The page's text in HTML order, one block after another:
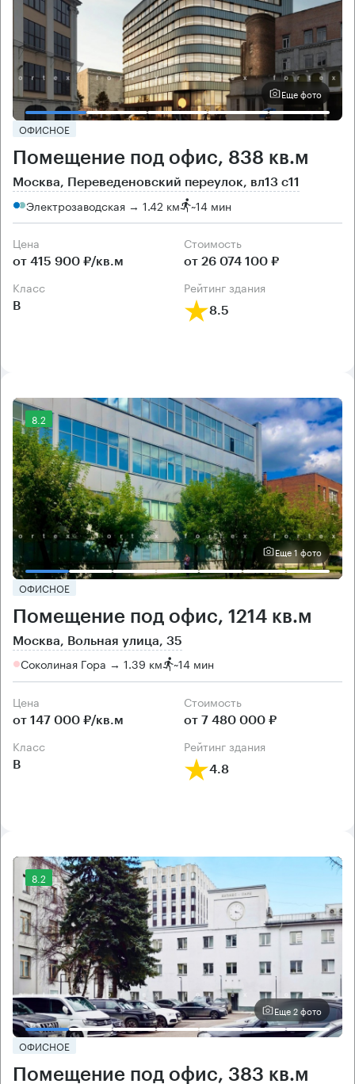
Еще фото
ОФИСНОЕ
Помещение под офис, 838 кв.м
Москва, Переведеновский переулок, вл13 с11
Электрозаводская → 1.42 км ~14 мин
Цена
от 415 900 ₽/кв.м
Cтоимость
от 26 074 100 ₽
класс
B
рейтинг здания
8.5
8.2
Еще 1 фото
ОФИСНОЕ
Помещение под офис, 1214 кв.м
Москва, Вольная улица, 35
Соколиная Гора → 1.39 км ~14 мин
Цена
от 147 000 ₽/кв.м
Cтоимость
от 7 480 000 ₽
класс
B
рейтинг здания
4.8
8.2
Еще 2 фото
ОФИСНОЕ
Помещение под офис, 383 кв.м